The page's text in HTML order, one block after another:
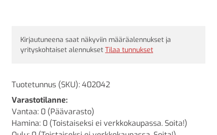
Kirjautuneena saat näkyviin määräalennukset ja
yrityskohtaiset alennukset Tilaa tunnukset
Tuotetunnus (SKU):402042
Varastotilanne:
Vantaa: 0 (Päävarasto)
Hamina: 0 (Toistaiseksi ei verkkokaupassa. Soita!)